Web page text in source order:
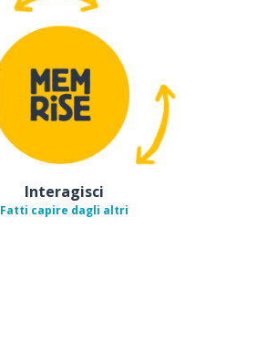
Interagisci
Fatti capire dagli altri